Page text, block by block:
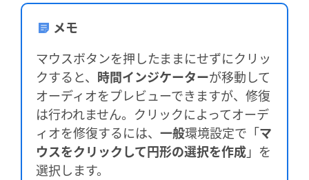
メモ
マウスボタンを押したままにせずにクリッ
クすると、 時間インジケーターが移動して
オーディオをプレビューできますが、修復
は行われません。クリックによってオーデ
ィオを修復するには、 一般環境設定で「マ
ウスをクリックして円形の選択を作成」を
選択します。